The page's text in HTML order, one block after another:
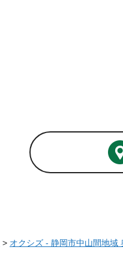
> オクシズ - 静岡市中山間地域